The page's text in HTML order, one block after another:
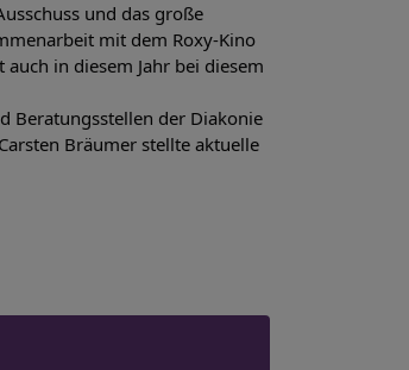
und das große
mit dem Roxy-Kino
in diesem Jahr bei diesem
Beratungsstellen der Diakonie
Bräumer stellte aktuelle